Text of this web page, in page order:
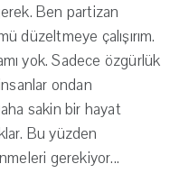
Ben partizan
düzeltmeye çalışırım.
yok. Sadece özgürlük
ondan
sakin bir hayat
Bu yüzden
gerekiyor...